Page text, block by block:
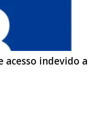
acesso indevido a